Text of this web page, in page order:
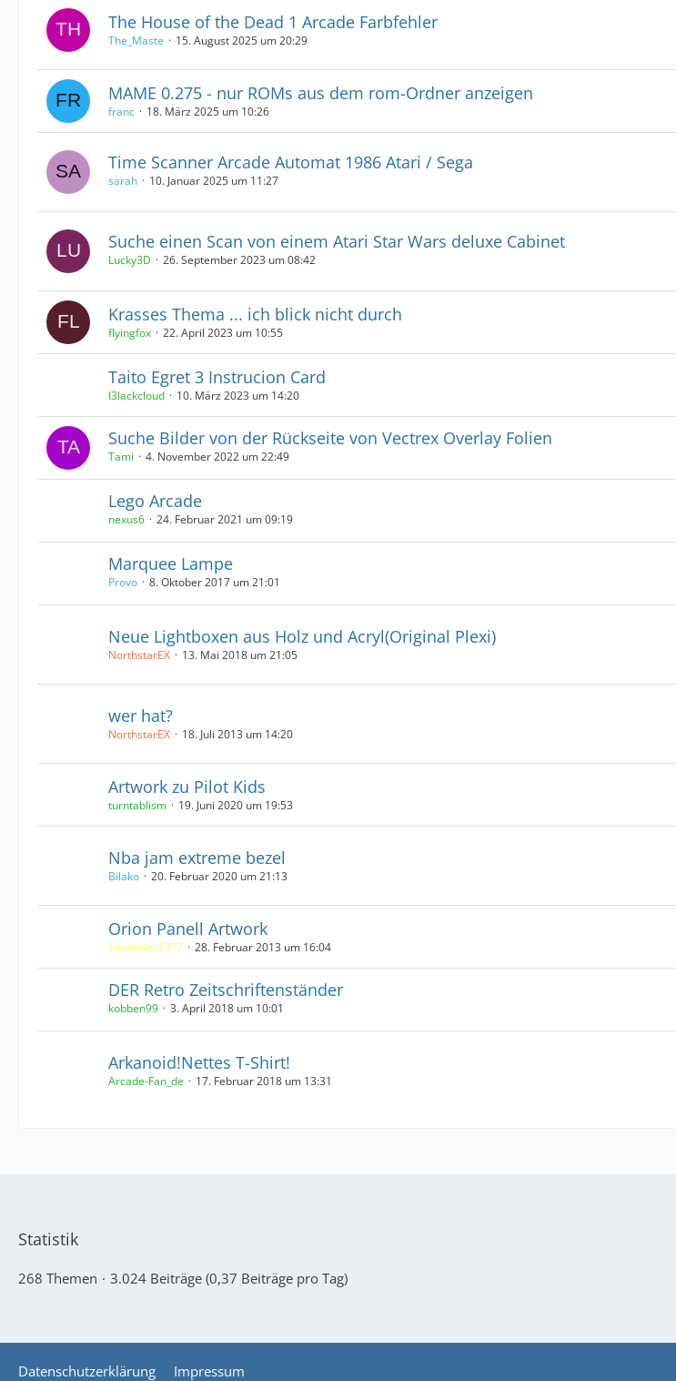
The House of the Dead 1 Arcade Farbfehler
The_Maste 15. August 2025 um 20:29
MAME 0.275 - nur ROMs aus dem rom-Ordner anzeigen
franc 18. März 2025 um 10:26
Time Scanner Arcade Automat 1986 Atari / Sega
sarah 10. Januar 2025 um 11:27
Suche einen Scan von einem Atari Star Wars deluxe Cabinet
Lucky3D 26. September 2023 um 08:42
Krasses Thema ... ich blick nicht durch
flyingfox 22. April 2023 um 10:55
Taito Egret 3 Instrucion Card
I3lackcloud 10. März 2023 um 14:20
Suche Bilder von der Rückseite von Vectrex Overlay Folien
Tami 4. November 2022 um 22:49
Lego Arcade
nexus6 24. Februar 2021 um 09:19
Marquee Lampe
Provo 8. Oktober 2017 um 21:01
Neue Lightboxen aus Holz und Acryl(Original Plexi)
NorthstarEX 13. Mai 2018 um 21:05
wer hat?
NorthstarEX 18. Juli 2013 um 14:20
Artwork zu Pilot Kids
turntablism 19. Juni 2020 um 19:53
Nba jam extreme bezel
Bilako 20. Februar 2020 um 21:13
Orion Panell Artwork
Teufeltier1977 28. Februar 2013 um 16:04
DER Retro Zeitschriftenständer
kobben99 3. April 2018 um 10:01
Arkanoid!Nettes T-Shirt!
Arcade-Fan_de 17. Februar 2018 um 13:31
Statistik
268 Themen 3.024 Beiträge (0,37 Beiträge pro Tag)
Datenschutzerklärung Impressum